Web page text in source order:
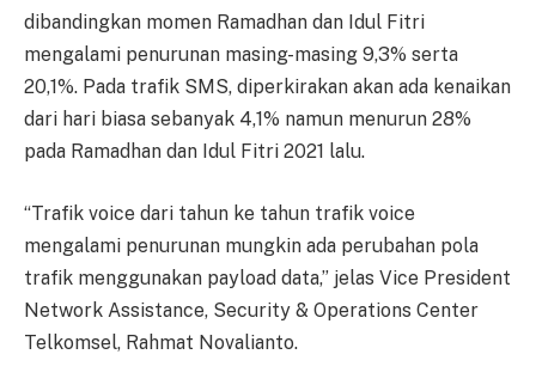
dibandingkan momen Ramadhan dan Idul Fitri
mengalami penurunan masing-masing 9,3% serta
20,1%. Pada trafik SMS, diperkirakan akan ada kenaikan
dari hari biasa sebanyak 4,1% namun menurun 28%
pada Ramadhan dan Idul Fitri 2021 lalu.
“Trafik voice dari tahun ke tahun trafik voice
mengalami penurunan mungkin ada perubahan pola
trafik menggunakan payload data,” jelas Vice President
Network Assistance, Security & Operations Center
Telkomsel, Rahmat Novalianto.